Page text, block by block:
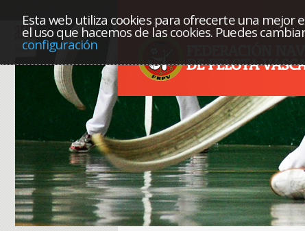
Esta web utiliza cookies para ofrecerte una mejor
el uso que hacemos de las cookies. Puedes
configuración